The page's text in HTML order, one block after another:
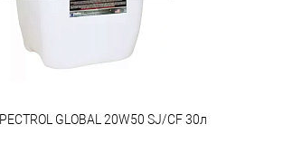
GLOBAL 20W50 SJ/CF 30л